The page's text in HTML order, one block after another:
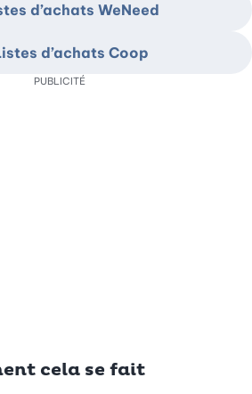
cela se fait
d’achats WeNeed
d’achats Coop
PUBLICITÉ